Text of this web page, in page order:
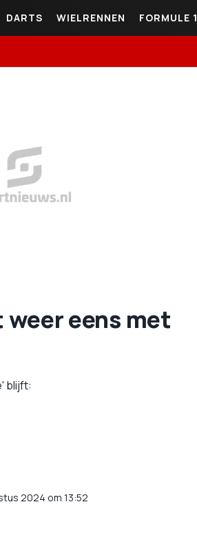
DARTS WIELRENNEN FORMULE 1
weer eens met
blijft:
2024 om 13:52